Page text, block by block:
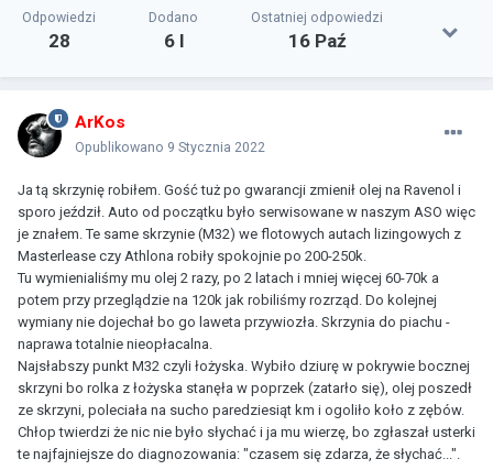
Odpowiedzi
28
Dodano
6 l
Ostatniej odpowiedzi
16 Paź
ArKos
Opublikowano 9 Stycznia 2022
Ja tą skrzynię robiłem. Gość tuż po gwarancji zmienił olej na Ravenol i
sporo jeździł. Auto od początku było serwisowane w naszym ASO więc
je znałem. Te same skrzynie (M32) we flotowych autach lizingowych z
Masterlease czy Athlona robiły spokojnie po 200-250k.
Tu wymienialiśmy mu olej 2 razy, po 2 latach i mniej więcej 60-70k a
potem przy przeglądzie na 120k jak robiliśmy rozrząd. Do kolejnej
wymiany nie dojechał bo go laweta przywiozła. Skrzynia do piachu -
naprawa totalnie nieopłacalna.
Najsłabszy punkt M32 czyli łożyska. Wybiło dziurę w pokrywie bocznej
skrzyni bo rolka z łożyska stanęła w poprzek (zatarło się), olej poszedł
ze skrzyni, poleciała na sucho paredziesiąt km i ogoliło koło z zębów.
Chłop twierdzi że nic nie było słychać i ja mu wierzę, bo zgłaszał usterki
te najfajniejsze do diagnozowania: "czasem się zdarza, że słychać...".